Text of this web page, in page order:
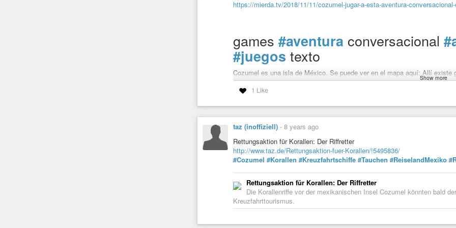
que conecta desde allí. Aparte de eso existe una aventura conversacional
https://mierda.tv/2018/11/11/cozumel-jugar-a-esta-aventura-
games #aventura conversacional
#juegos texto
Cozumel es una isla de México. Se puede ver en el mapa aquí: Allí
conecta desde allí. Aparte de eso existe una aventura conversacional
posible jugar a la versión para Spectrum (el ordenador) Una […]
La entradaCozumel – Jugar a esta aventura conversacional en GNU/Linux
Cozumel - Jugar a esta aventura conversacional en GNU/Linux - [
Cozumel es una isla de México. Se puede ver en el mapa aquí: Allí
que conecta desde allí. Aparte de eso existe una aventura conversacional
Show more
1 Like
taz (inoffiziell) - 8 years ago
Rettungsaktion für Korallen: Der Riffretter
http://www.taz.de/Rettungsaktion-fuer-Korallen/!5495836/
#Cozumel #Korallen #Kreuzfahrtschiffe #Tauchen #ReiselandMexiko
Rettungsaktion für Korallen: Der Riffretter
Die Korallenriffe vor der mexikanischen Insel Cozumel könnten bald
Kreuzfahrttourismus.